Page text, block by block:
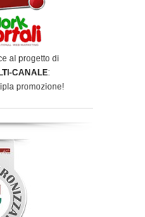
al progetto di
CANALE:
promozione!